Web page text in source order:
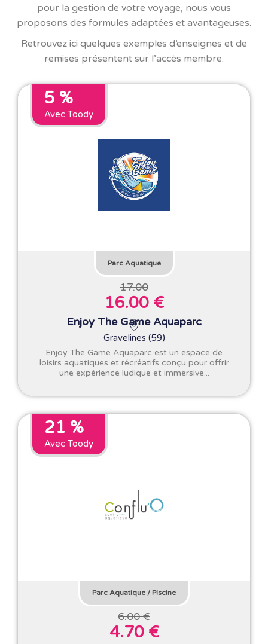
pour la gestion de votre voyage, nous vous
proposons des formules adaptées et avantageuses.
Retrouvez ici quelques exemples d’enseignes et de
remises présentent sur l’accès membre.
5 %
Avec Toody
Parc Aquatique
17.00
16.00 €
Enjoy The Game Aquaparc
Gravelines (59)
Enjoy The Game Aquaparc est un espace de
loisirs aquatiques et récréatifs conçu pour offrir
une expérience ludique et immersive...
21 %
Avec Toody
Parc Aquatique / Piscine
6.00 €
4.70 €